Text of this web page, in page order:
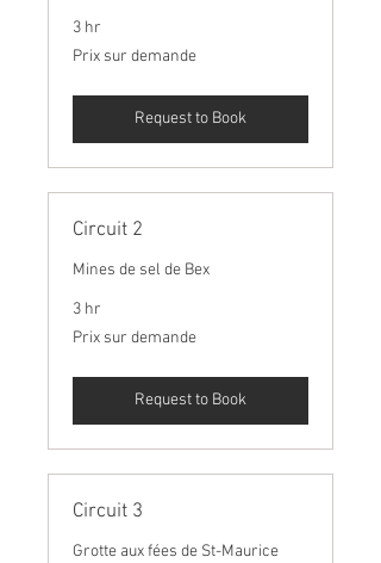
3 hr
Prix
sur
Prix sur demande
Request to Book
Circuit 2
Mines de sel de Bex
3 hr
Prix
sur
Prix sur demande
Request to Book
Circuit 3
Grotte aux fées de St-Maurice